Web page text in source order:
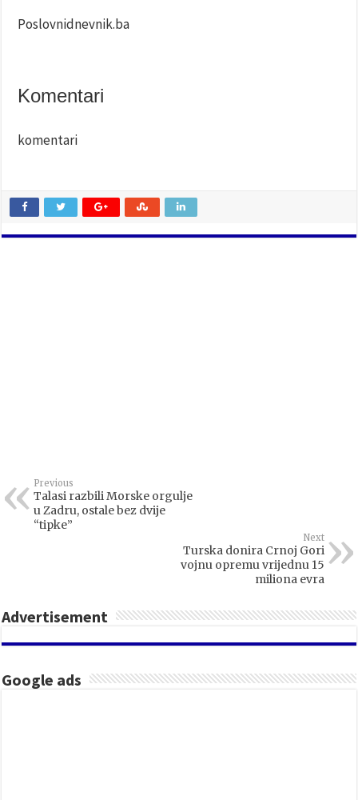
Poslovnidnevnik.ba
Komentari
komentari
Previous
Talasi razbili Morske orgulje
u Zadru, ostale bez dvije
“tipke”
Next
Turska donira Crnoj Gori
vojnu opremu vrijednu 15
miliona evra
Advertisement
Google ads